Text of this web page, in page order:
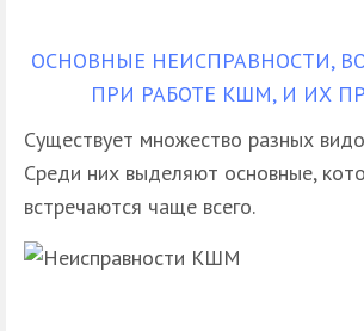
ОСНОВНЫЕ НЕИСПРАВНОСТИ,
ПРИ РАБОТЕ КШМ, И ИХ
Существует множество разных
Среди них выделяют основные,
встречаются чаще всего.